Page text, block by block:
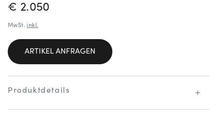
PREISINFORMATIONEN
€ 2.050
MwSt. inkl.
ARTIKEL ANFRAGEN
Produktdetails